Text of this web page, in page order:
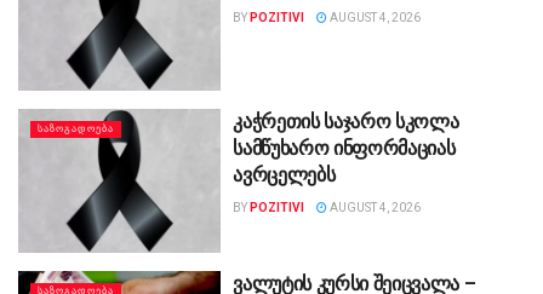
BY POZITIVI AUGUST 4, 2026
ᲡᲐᲖᲝᲒᲐᲓᲝᲔᲑᲐ
კაჭრეთის საჯარო სკოლა
სამწუხარო ინფორმაციას
ავრცელებს
BY POZITIVI AUGUST 4, 2026
ᲡᲐᲖᲝᲒᲐᲓᲝᲔᲑᲐ
ვალუტის კურსი შეიცვალა –